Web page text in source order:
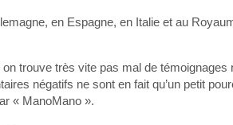
en Espagne, en Italie et au
trouve très vite pas mal de
négatifs ne sont en fait qu’un petit
« ManoMano ».